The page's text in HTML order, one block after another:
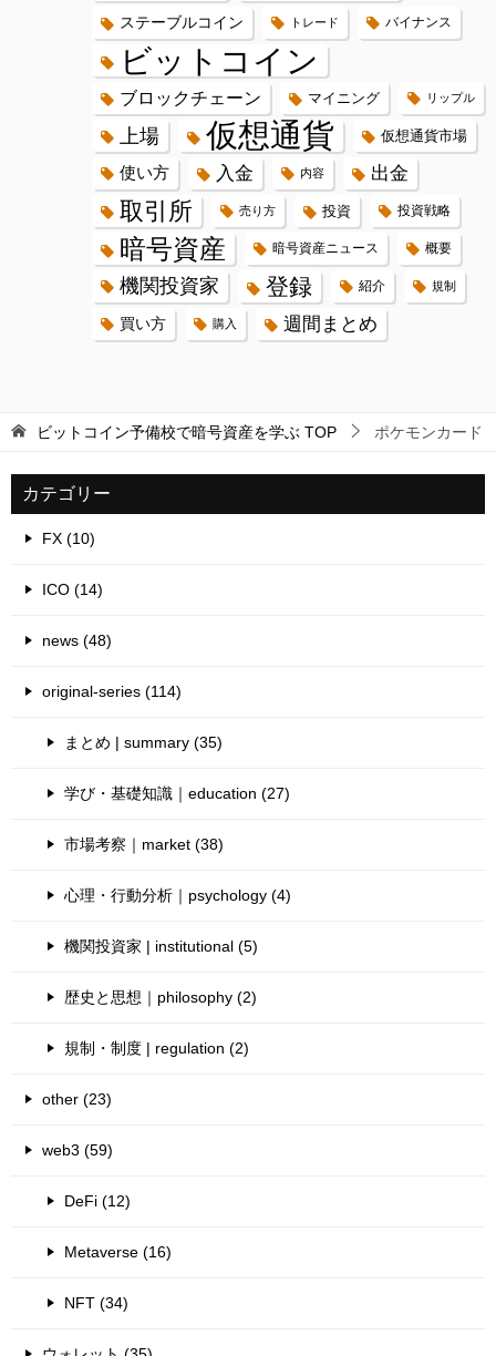
ステーブルコイン トレード バイナンス
ビットコイン
ブロックチェーン マイニング リップル
上場 仮想通貨 仮想通貨市場
使い方 入金 内容 出金
取引所 売り方 投資 投資戦略
暗号資産 暗号資産ニュース 概要
機関投資家 登録 紹介 規制
買い方 購入 週間まとめ
ビットコイン予備校で暗号資産を学ぶ TOP ポケモンカード
カテゴリー
FX (10)
ICO (14)
news (48)
original-series (114)
まとめ | summary (35)
学び・基礎知識｜education (27)
市場考察｜market (38)
心理・行動分析｜psychology (4)
機関投資家 | institutional (5)
歴史と思想｜philosophy (2)
規制・制度 | regulation (2)
other (23)
web3 (59)
DeFi (12)
Metaverse (16)
NFT (34)